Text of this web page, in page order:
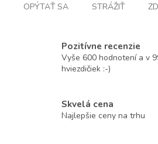
OPÝTAŤ SA STRÁŽIŤ
Pozitívne recenzie
Vyše 600 hodnotení a v
hviezdičiek :-)
Skvelá cena
Najlepšie ceny na trhu